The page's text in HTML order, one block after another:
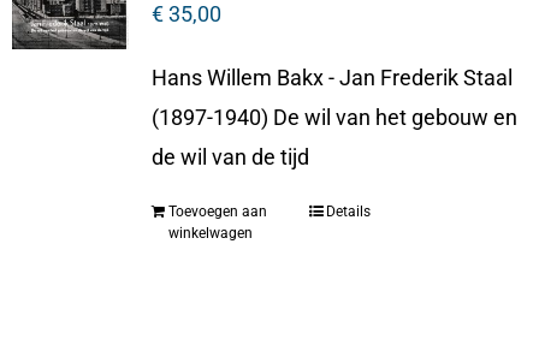
€35,00
Hans Willem Bakx - Jan Frederik Staal
(1897-1940) De wil van het gebouw en
de wil van de tijd
Toevoegen aan
winkelwagen
Details